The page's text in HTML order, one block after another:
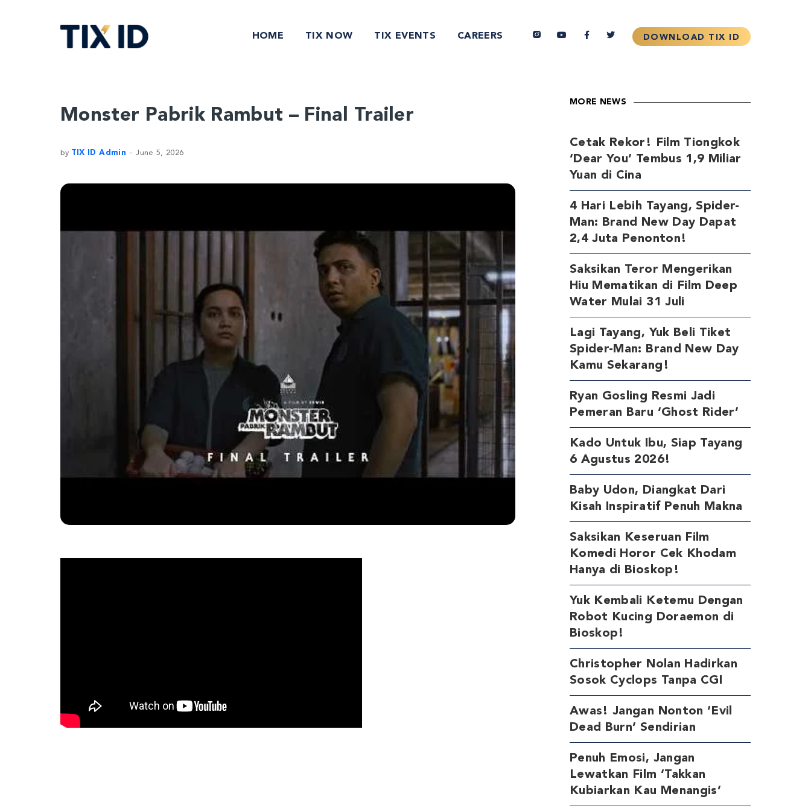
HOME TIX NOW TIX EVENTS CAREERS
Monster Pabrik Rambut – Final Trailer
by TIX ID Admin June 5, 2026
MORE NEWS
Cetak Rekor! Film Tiongkok
‘Dear You’ Tembus 1,9 Miliar
Yuan di Cina
4 Hari Lebih Tayang, Spider-
Man: Brand New Day Dapat
2,4 Juta Penonton!
Saksikan Teror Mengerikan
Hiu Mematikan di Film Deep
Water Mulai 31 Juli
Lagi Tayang, Yuk Beli Tiket
Spider-Man: Brand New Day
Kamu Sekarang!
Ryan Gosling Resmi Jadi
Pemeran Baru ‘Ghost Rider’
Kado Untuk Ibu, Siap Tayang
6 Agustus 2026!
Baby Udon, Diangkat Dari
Kisah Inspiratif Penuh Makna
Saksikan Keseruan Film
Komedi Horor Cek Khodam
Hanya di Bioskop!
Yuk Kembali Ketemu Dengan
Robot Kucing Doraemon di
Bioskop!
Christopher Nolan Hadirkan
Sosok Cyclops Tanpa CGI
Awas! Jangan Nonton ‘Evil
Dead Burn’ Sendirian
Penuh Emosi, Jangan
Lewatkan Film ‘Takkan
Kubiarkan Kau Menangis’